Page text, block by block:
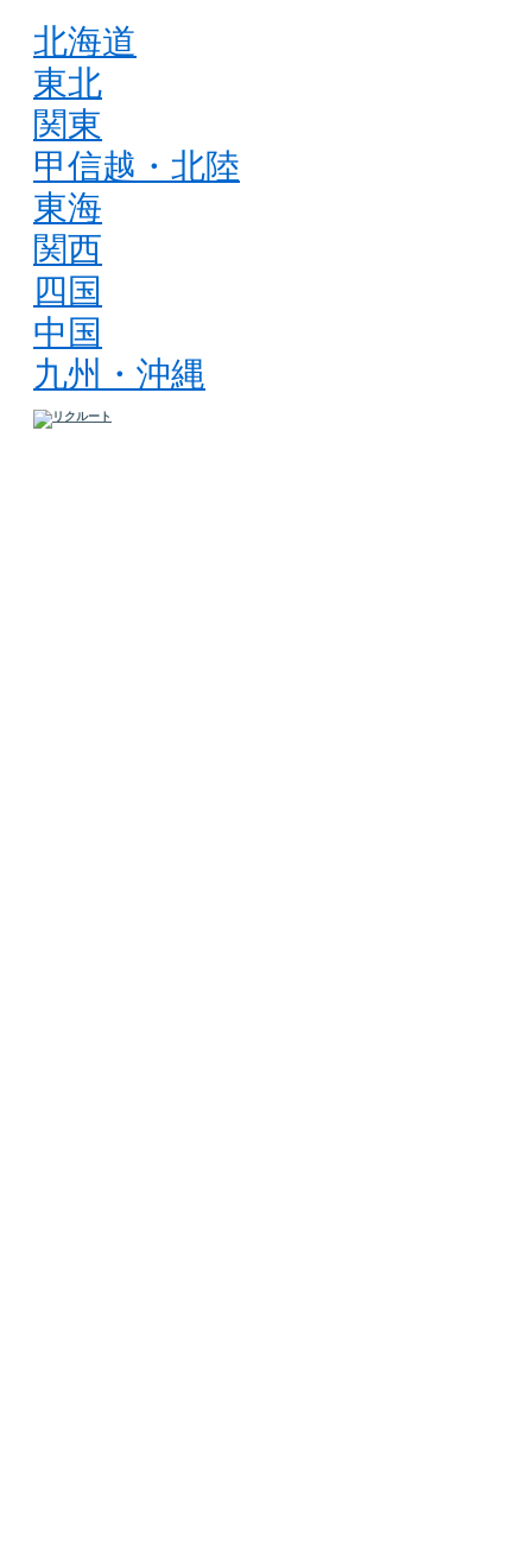
北海道
東北
関東
甲信越・北陸
東海
関西
四国
中国
九州・沖縄